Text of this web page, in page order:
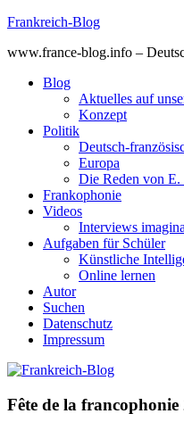
Skip
content
Frankreich-Blog
www.france-blog.info –
Blog
Aktuelles auf
Konzept
Politik
Deutsch-
Europa
Die Reden von
Frankophonie
Videos
Interviews
Aufgaben für Schüler
Künstliche
Online lernen
Autor
Suchen
Datenschutz
Impressum
Fête de la